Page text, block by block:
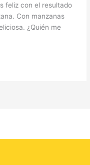
feliz con el resultado
Con manzanas
¿Quién me